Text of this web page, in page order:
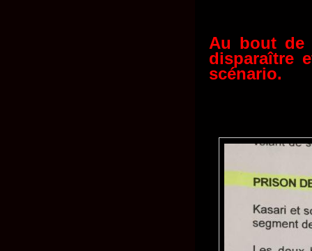
Au bout de
disparaître
scénario.